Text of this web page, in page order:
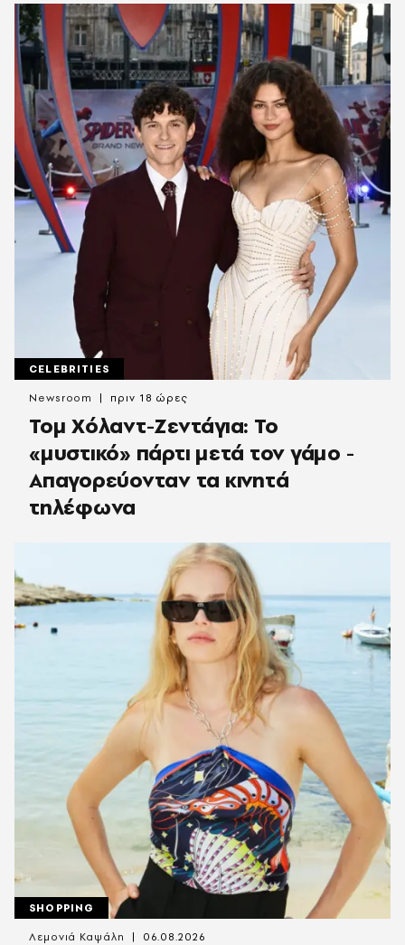
CELEBRITIES
Τομ Χόλαντ-Ζεντάγια: Το
«μυστικό» πάρτι μετά τον γάμο -
Απαγορεύονταν τα κινητά
τηλέφωνα
Newsroom πριν 18 ώρες
SHOPPING
Λεμονιά Καψάλη 06.08.2026